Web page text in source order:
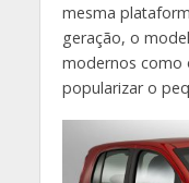
mesma
geração, o
modernos como
popularizar o